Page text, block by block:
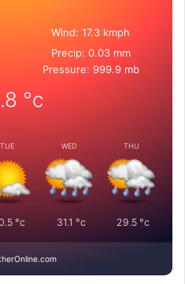
Wind: 17.3 kmph
Precip: 0.03 mm
Pressure: 999.9 mb
°c
TUE
°c
WED
31.1 °c
THU
29.5 °c